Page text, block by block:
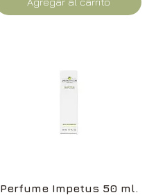
Vista rápida
Perfume Impetus 50 ml.